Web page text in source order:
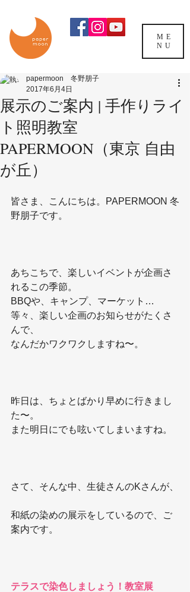
ME
NU
展示のご案内 | 手作りライ
ト照明教室
PAPERMOON（東京 自由
が丘）
papermoon 冬野朋子
2017年6月4日
皆さま、こんにちは。PAPERMOON 冬
野朋子です。
あちこちで、楽しいイベントが企画さ
れるこの季節。
BBQや、キャンプ、マーケット…
等々、楽しい企画のお知らせがたくさ
んで、
なんだかワクワクしますね〜。
昨日は、ちょとばかり早めに行きまし
た〜。
また明日にでも呟いてしまいますね。
さて、そんな中、生徒さんのKさんが、
和紙の染めの展示をしているので、ご
案内です。
テラスで染色しましょう！教室展